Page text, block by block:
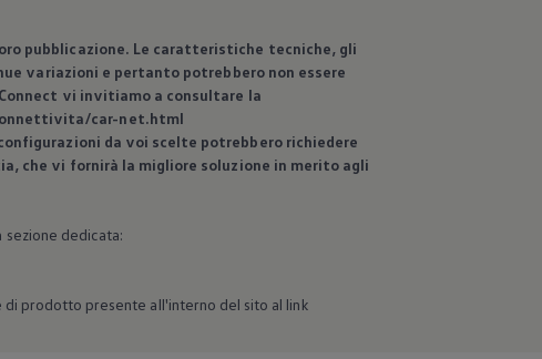
pubblicazione. Le caratteristiche tecniche, gli
variazioni e pertanto potrebbero non essere
vi invitiamo a consultare la
car-net.html
da voi scelte potrebbero richiedere
che vi fornirà la migliore soluzione in merito agli
sezione dedicata:
di prodotto presente all'interno del sito al link